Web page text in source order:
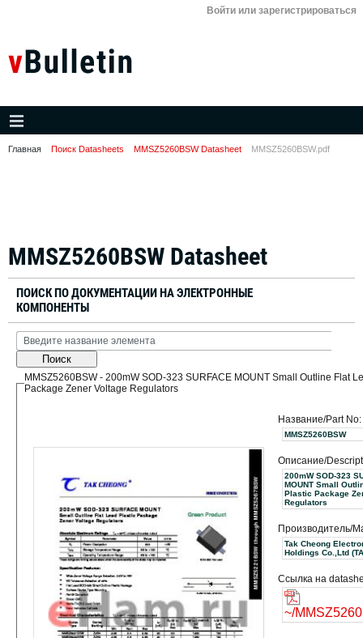
Войти или зарегистрироваться
Главная Поиск Datasheets MMSZ5260BSW Datasheet MMSZ5260BSW.pdf
MMSZ5260BSW Datasheet
ПОИСК ПО ДОКУМЕНТАЦИИ НА ЭЛЕКТРОННЫЕ
КОМПОНЕНТЫ
Поиск
MMSZ5260BSW - 200mW SOD-323 SURFACE MOUNT Small Outline Flat
Package Zener Voltage Regulators
Название/Part No:
MMSZ5260BSW
Описание/
200mW SOD-323
MOUNT Small
Plastic Package
Regulators
Производитель/
Tak Cheong
Ссылка на
~/